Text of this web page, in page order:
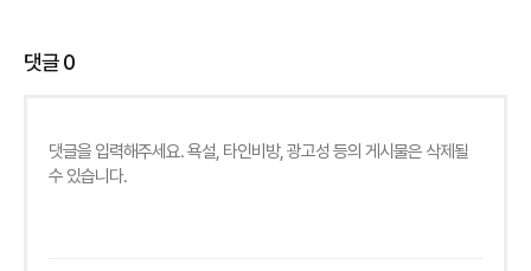
댓글0